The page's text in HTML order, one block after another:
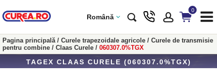
Română
0
Pagina principală/ Curele trapezoidale agricole / Curele de transmisie
pentru combine / Claas Curele / 060307.0%TGX
TAGEX CLAAS CURELE (060307.0%TGX)